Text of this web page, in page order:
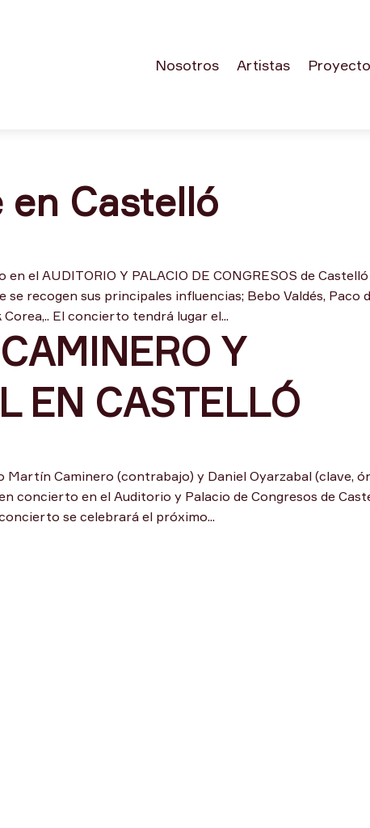
Nosotros Artistas
en Castelló
el AUDITORIO Y PALACIO DE CONGRESOS de
se recogen sus principales influencias; Bebo Valdés, Paco
El concierto tendrá lugar el...
Y
EN CASTELLÓ
Caminero (contrabajo) y Daniel Oyarzabal (clave,
concierto en el Auditorio y Palacio de Congresos de
se celebrará el próximo...